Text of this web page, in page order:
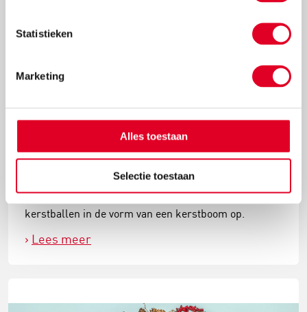
Statistieken
Marketing
Alles toestaan
Selectie toestaan
Knutselidee: kersthanger met ballen
Met de metalen ring met gaas hang je met gemak
kerstballen in de vorm van een kerstboom op.
Lees meer